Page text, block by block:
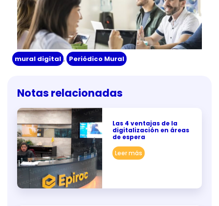
mural digital , Periódico Mural
Notas relacionadas
Las 4 ventajas de la
digitalización en áreas
de espera
Leer más